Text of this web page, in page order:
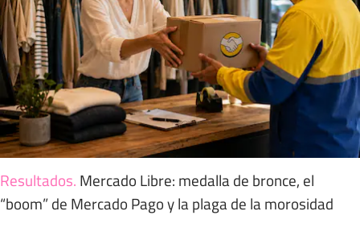
Resultados. Mercado Libre: medalla de bronce, el
“boom” de Mercado Pago y la plaga de la morosidad